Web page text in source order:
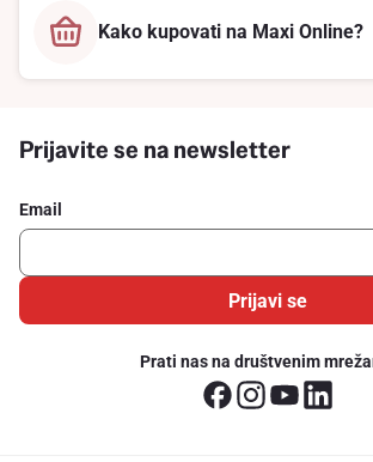
Kako kupovati na Maxi Online?
Prijavite se na newsletter
Email
Prijavi se
Prati nas na društvenim